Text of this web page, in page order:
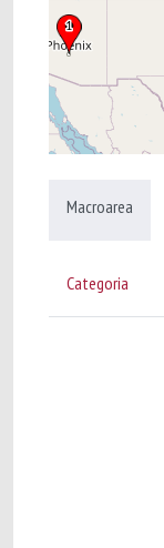
Macroarea
Categoria